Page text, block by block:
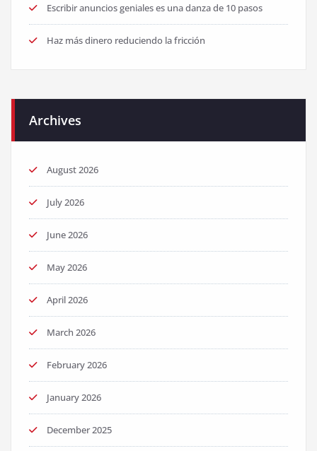
Escribir anuncios geniales es una danza de 10 pasos
Haz más dinero reduciendo la fricción
Archives
August 2026
July 2026
June 2026
May 2026
April 2026
March 2026
February 2026
January 2026
December 2025